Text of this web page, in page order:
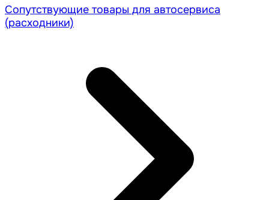
Сопутствующие товары для автосервиса
(расходники)